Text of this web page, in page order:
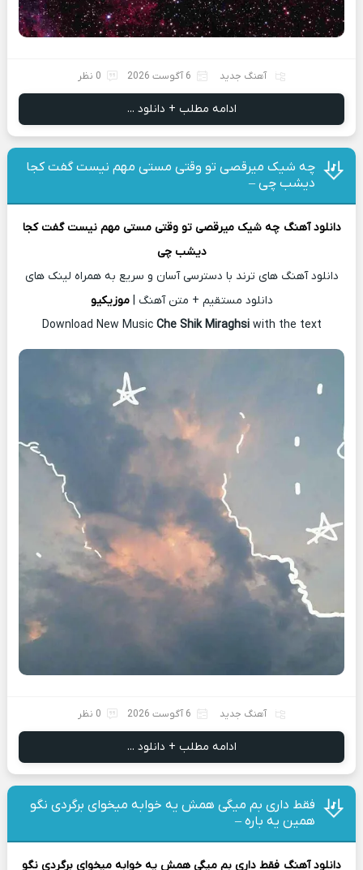
آهنگ جدید 6 آگوست 2026 0 نظر
ادامه مطلب + دانلود ...
چه شیک میرقصی تو وقتی مستی مهم نیست گفت کجا
دیشب چی –
دانلود آهنگ چه شیک میرقصی تو وقتی مستی مهم نیست گفت کجا
دیشب چی
دانلود آهنگ های ترند با دسترسی آسان و سریع به همراه لینک های
دانلود مستقیم + متن آهنگ | موزیکیو
Download New Music Che Shik Miraghsi with the text
آهنگ جدید 6 آگوست 2026 0 نظر
ادامه مطلب + دانلود ...
فقط داری بم میگی همش یه خوابه میخوای برگردی نگو
همین یه باره –
دانلود آهنگ فقط داری بم میگی همش یه خوابه میخوای برگردی نگو